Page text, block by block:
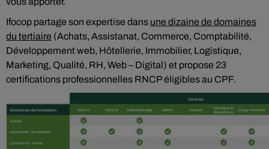
Ifocop partage son expertise dans une dizaine de domaines
du tertiaire (Achats, Assistanat, Commerce, Comptabilité,
Développement web, Hôtellerie, Immobilier, Logistique,
Marketing, Qualité, RH, Web – Digital) et propose 23
certifications professionnelles RNCP éligibles au CPF.